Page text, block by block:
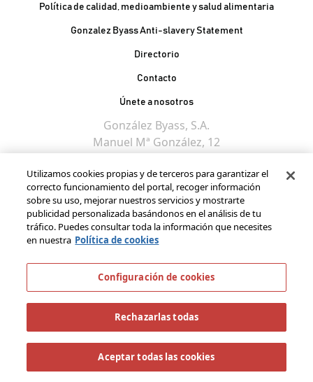
Política de calidad, medioambiente y salud alimentaria
Gonzalez Byass Anti-slavery Statement
Contacto Pie de página
Directorio
Contacto
Únete a nosotros
González Byass, S.A.
Manuel Mª González, 12
11402 Jerez de la
Frontera - Spain
Utilizamos cookies propias y de terceros para garantizar el
correcto funcionamiento del portal, recoger información
sobre su uso, mejorar nuestros servicios y mostrarte
publicidad personalizada basándonos en el análisis de tu
tráfico. Puedes consultar toda la información que necesites
en nuestra Política de cookies
Configuración de cookies
Rechazarlas todas
Aceptar todas las cookies